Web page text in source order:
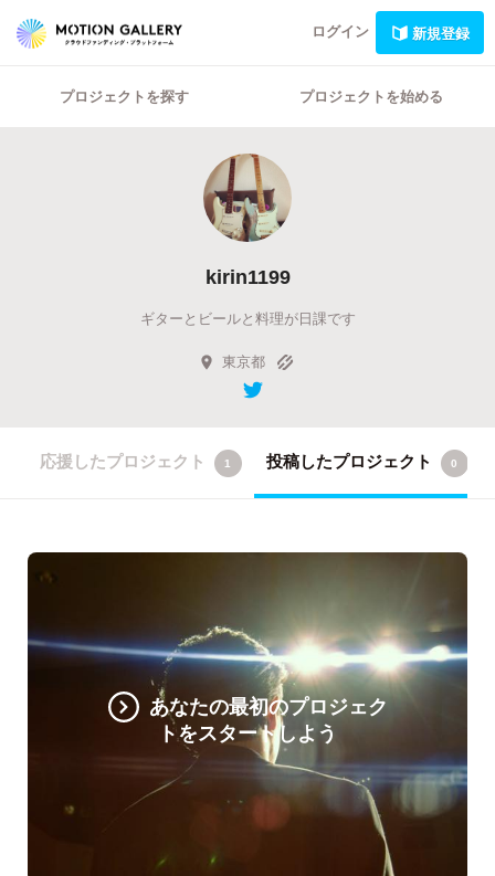
ログイン 新規登録
プロジェクトを探す プロジェクトを始める
kirin1199
ギターとビールと料理が日課です
東京都
応援したプロジェクト 1 投稿したプロジェクト 0
あなたの最初のプロジェク
トをスタートしよう